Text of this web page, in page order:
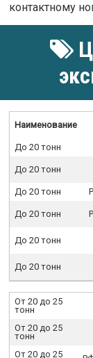
контактному
Наименование
До 20 тонн
До 20 тонн
До 20 тонн
До 20 тонн
До 20 тонн
До 20 тонн
От 20 до 25
тонн
От 20 до 25
тонн
От 20 до 25